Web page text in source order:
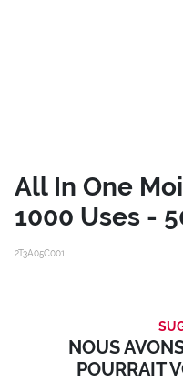
All In One
1000 Uses -
2T3A05C001
NOUS
POURRAIT